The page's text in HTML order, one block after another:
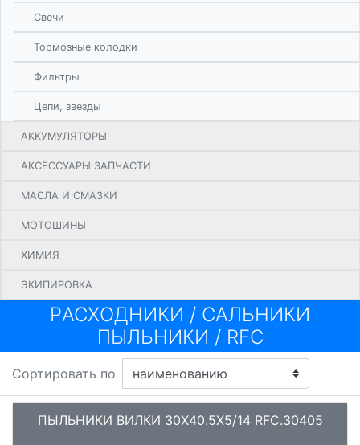
Свечи
Тормозные колодки
Фильтры
Цепи, звезды
АККУМУЛЯТОРЫ
АКСЕССУАРЫ ЗАПЧАСТИ
МАСЛА И СМАЗКИ
МОТОШИНЫ
ХИМИЯ
ЭКИПИРОВКА
PАСХОДНИКИ / САЛЬНИКИ
ПЫЛЬНИКИ / RFC
Сортировать по
ПЫЛЬНИКИ ВИЛКИ 30X40.5X5/14 RFC.30405